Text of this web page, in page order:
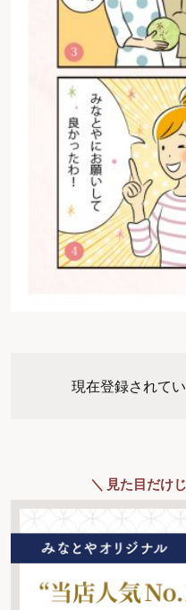
現在登録されて
＼ 見た目だけ